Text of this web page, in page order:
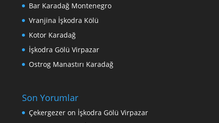
Bar Karadağ Montenegro
Vranjina İşkodra Kölü
Kotor Karadağ
İşkodra Gölü Virpazar
Ostrog Manastırı Karadağ
Son Yorumlar
Çekergezeron İşkodra Gölü Virpazar